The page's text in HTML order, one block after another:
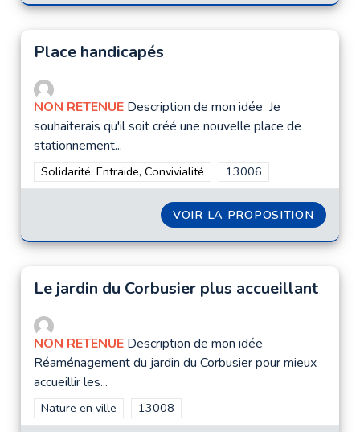
Place handicapés
NON RETENUE Description de mon idée Je
souhaiterais qu'il soit créé une nouvelle place de
stationnement...
Filtrer les résultats de la catégorie : Solidarité, Entraide,
Solidarité, Entraide, Convivialité Filtrer les résultats pour
13006
VOIR LA PROPOSITION
Le jardin du Corbusier plus accueillant
NON RETENUE Description de mon idée
Réaménagement du jardin du Corbusier pour mieux
accueillir les...
Filtrer les résultats de la catégorie : Nature en ville
Nature en ville Filtrer les résultats pour le secteur :
13008